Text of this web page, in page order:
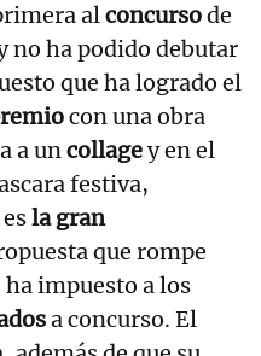
alconcursode
no ha podido debutar
que ha logrado el
con una obra
a uncollagey en el
festiva,
la gran
que rompe
impuesto a los
a concurso. El